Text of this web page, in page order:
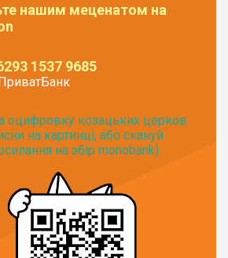
нашим меценатом на
1537 9685
оцифровку козацьких церков
на картинці, або скануй
на збір monobank):